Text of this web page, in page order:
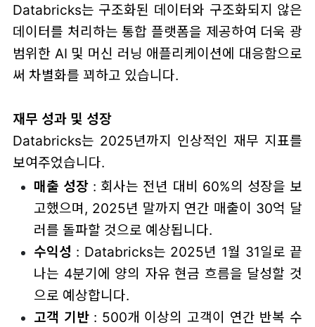
Databricks는 구조화된 데이터와 구조화되지 않은
데이터를 처리하는 통합 플랫폼을 제공하여 더욱 광
범위한 AI 및 머신 러닝 애플리케이션에 대응함으로
써 차별화를 꾀하고 있습니다.
재무 성과 및 성장
Databricks는 2025년까지 인상적인 재무 지표를
보여주었습니다.
매출 성장 : 회사는 전년 대비 60%의 성장을 보
고했으며, 2025년 말까지 연간 매출이 30억 달
러를 돌파할 것으로 예상됩니다.
수익성 : Databricks는 2025년 1월 31일로 끝
나는 4분기에 양의 자유 현금 흐름을 달성할 것
으로 예상합니다.
고객 기반: 500개 이상의 고객이 연간 반복 수